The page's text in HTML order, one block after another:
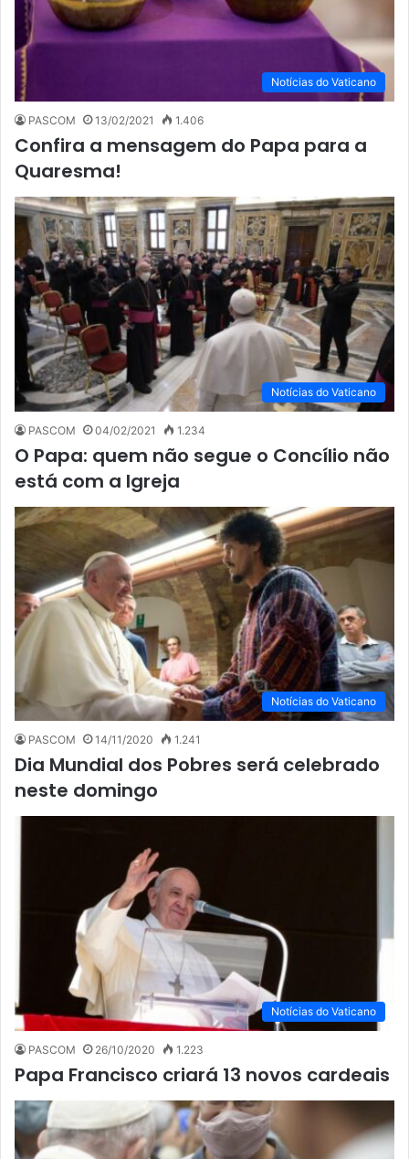
Notícias do Vaticano
PASCOM 13/02/2021 1.406
Confira a mensagem do Papa para a
Quaresma!
Notícias do Vaticano
PASCOM 04/02/2021 1.234
O Papa: quem não segue o Concílio não
está com a Igreja
Notícias do Vaticano
PASCOM 14/11/2020 1.241
Dia Mundial dos Pobres será celebrado
neste domingo
Notícias do Vaticano
PASCOM 26/10/2020 1.223
Papa Francisco criará 13 novos cardeais